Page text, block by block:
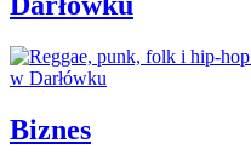
Biznes